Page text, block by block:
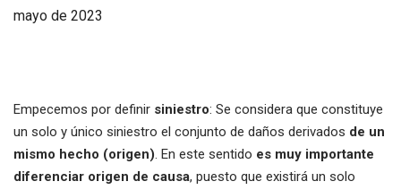
mayo de 2023
Empecemos por definir siniestro: Se considera que constituye
un solo y único siniestro el conjunto de daños derivados de un
mismo hecho (origen). En este sentido es muy importante
diferenciar origen de causa, puesto que existirá un solo